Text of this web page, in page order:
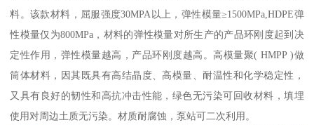
料。该款材料，屈服强度30MPA以上，弹性模量≥1500MPa,HDPE弹
性模量仅为800MPa，材料的弹性模量对所生产的产品环刚度起到决
定性作用，弹性模量越高，产品环刚度越高。高模量聚( HMPP )做
筒体材料，因其既具有高结晶度、高模量、耐温性和化学稳定性，
又具有良好的韧性和高抗冲击性能，绿色无污染可回收材料，填埋
使用对周边土质无污染。材质耐腐蚀，泵站可二次利用。